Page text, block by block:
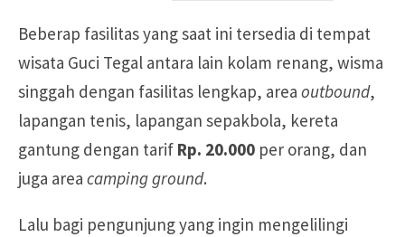
Beberap fasilitas yang saat ini tersedia di tempat
wisata Guci Tegal antara lain kolam renang, wisma
singgah dengan fasilitas lengkap, area outbound,
lapangan tenis, lapangan sepakbola, kereta
gantung dengan tarif Rp. 20.000 per orang, dan
juga area camping ground.
Lalu bagi pengunjung yang ingin mengelilingi